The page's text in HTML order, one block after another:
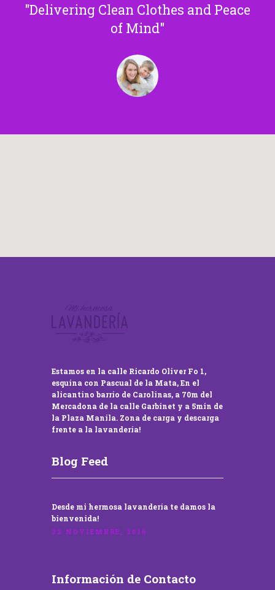
Delivering Clean Clothes and Peace
of Mind
Estamos en la calle Ricardo Oliver Fo 1,
esquina con Pascual de la Mata, En el
alicantino barrio de Carolinas, a 70m del
Mercadona de la calle Garbinet y a 5min de
la Plaza Manila. Zona de carga y descarga
frente a la lavandería!
Blog Feed
Desde mi hermosa lavandería te damos la
bienvenida!
22 NOVIEMBRE, 2016
Información de Contacto